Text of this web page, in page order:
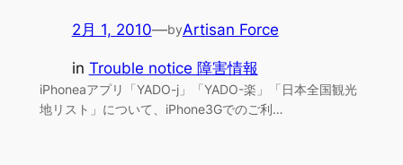
2月 1, 2010—byArtisan Force
in Trouble notice 障害情報
iPhoneaアプリ「YADO-j」「YADO-楽」「日本全国観光
地リスト」について、iPhone3Gでのご利…